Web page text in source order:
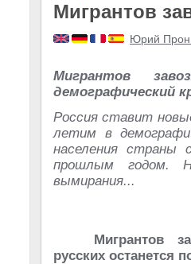
Мигрантов
Юрий
Мигрантов
демографический
Россия ставит
летим в
населения страны
прошлым годом.
вымирания...
Мигрантов
русских останется